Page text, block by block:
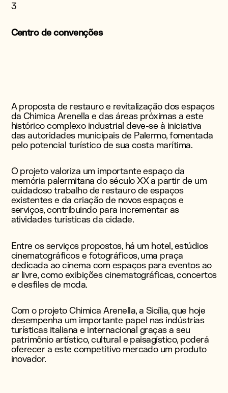
3
Centro de convenções
A proposta de restauro e revitalização dos espaços
da Chimica Arenella e das áreas próximas a este
histórico complexo industrial deve-se à iniciativa
das autoridades municipais de Palermo, fomentada
pelo potencial turístico de sua costa marítima.
O projeto valoriza um importante espaço da
memória palermitana do século XX a partir de um
cuidadoso trabalho de restauro de espaços
existentes e da criação de novos espaços e
serviços, contribuindo para incrementar as
atividades turísticas da cidade.
Entre os serviços propostos, há um hotel, estúdios
cinematográficos e fotográficos, uma praça
dedicada ao cinema com espaços para eventos ao
ar livre, como exibições cinematográficas, concertos
e desfiles de moda.
Com o projeto Chimica Arenella, a Sicília, que hoje
desempenha um importante papel nas indústrias
turísticas italiana e internacional graças a seu
patrimônio artístico, cultural e paisagístico, poderá
oferecer a este competitivo mercado um produto
inovador.